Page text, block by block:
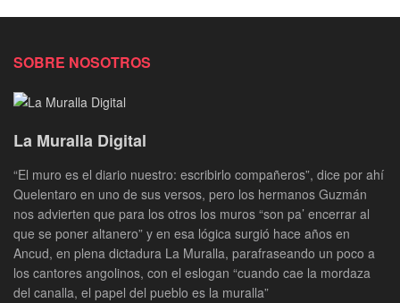
SOBRE NOSOTROS
La Muralla Digital
“El muro es el diario nuestro: escribirlo compañeros”, dice por ahí
Quelentaro en uno de sus versos, pero los hermanos Guzmán
nos advierten que para los otros los muros “son pa’ encerrar al
que se poner altanero” y en esa lógica surgió hace años en
Ancud, en plena dictadura La Muralla, parafraseando un poco a
los cantores angolinos, con el eslogan “cuando cae la mordaza
del canalla, el papel del pueblo es la muralla”